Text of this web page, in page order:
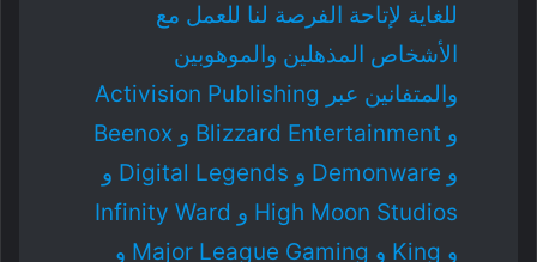
للغاية لإتاحة الفرصة لنا للعمل مع
الأشخاص المذهلين والموهوبين
والمتفانين عبر Activision Publishing
و Blizzard Entertainment و Beenox
و Demonware و Digital Legends و
High Moon Studios و Infinity Ward
و King و Major League Gaming و